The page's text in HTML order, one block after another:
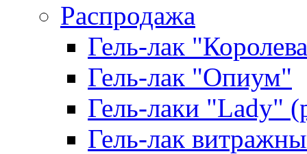
Распродажа
Гель-лак
Гель-лак "Опиум"
Гель-лаки "Lady"
Гель-лак